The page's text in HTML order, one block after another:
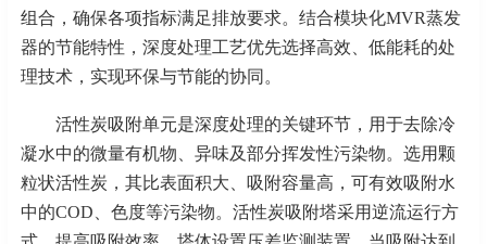
组合，确保各项指标满足排放要求。结合模块化MVR蒸发
器的节能特性，深度处理工艺优先选择高效、低能耗的处
理技术，实现环保与节能的协同。
活性炭吸附单元是深度处理的关键环节，用于去除冷
凝水中的微量有机物、异味及部分挥发性污染物。选用颗
粒状活性炭，其比表面积大、吸附容量高，可有效吸附水
中的COD、色度等污染物。活性炭吸附塔采用逆流运行方